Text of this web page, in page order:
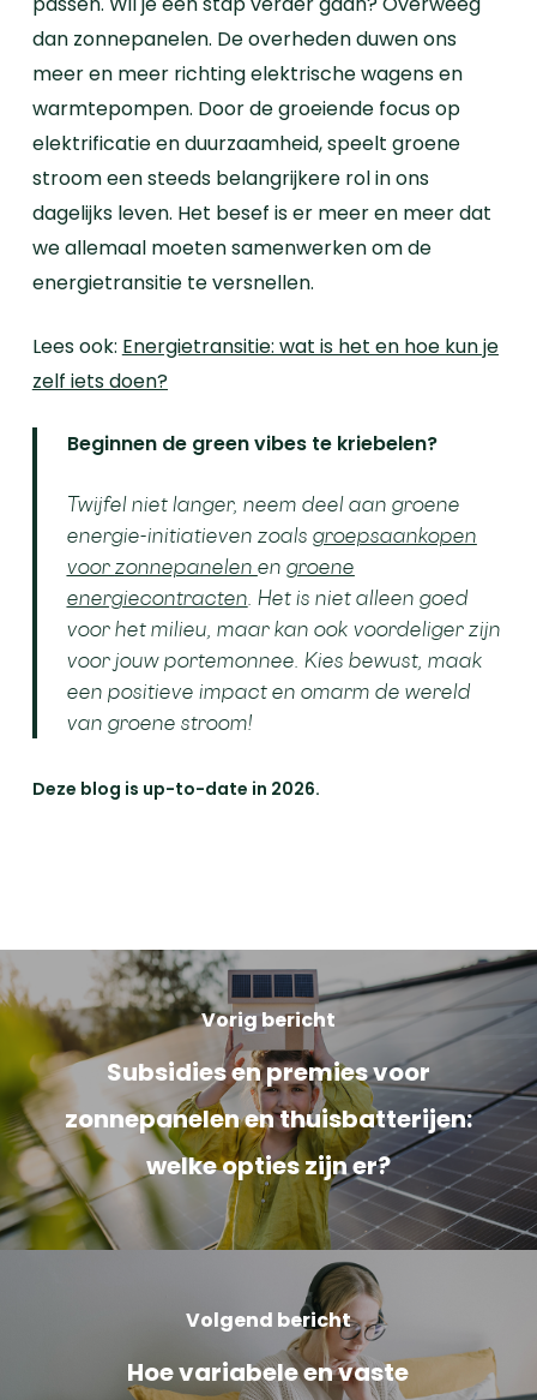
dan zonnepanelen. De overheden duwen ons
meer en meer richting elektrische wagens en
warmtepompen. Door de groeiende focus op
elektrificatie en duurzaamheid, speelt groene
stroom een steeds belangrijkere rol in ons
dagelijks leven. Het besef is er meer en meer dat
we allemaal moeten samenwerken om de
energietransitie te versnellen.
Lees ook: Energietransitie: wat is het en hoe kun je
zelf iets doen?
Beginnen de green vibes te kriebelen?
Twijfel niet langer, neem deel aan groene
energie-initiatieven zoals groepsaankopen
voorzonnepanelen en groene
energiecontracten. Het is niet alleen goed
voor het milieu, maar kan ook voordeliger zijn
voor jouw portemonnee. Kies bewust, maak
een positieve impact en omarm de wereld
van groene stroom!
Deze blog is up-to-date in 2026.
Vorig bericht
Subsidies en premies voor
zonnepanelen en thuisbatterijen:
welke opties zijn er?
Volgend bericht
Hoe variabele en vaste